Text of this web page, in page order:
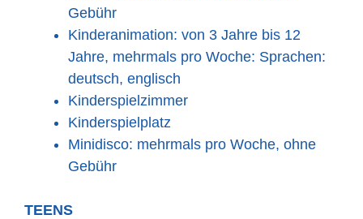
Gebühr
Kinderanimation: von 3 Jahre bis 12
Jahre, mehrmals pro Woche: Sprachen:
deutsch, englisch
Kinderspielzimmer
Kinderspielplatz
Minidisco: mehrmals pro Woche, ohne
Gebühr
TEENS